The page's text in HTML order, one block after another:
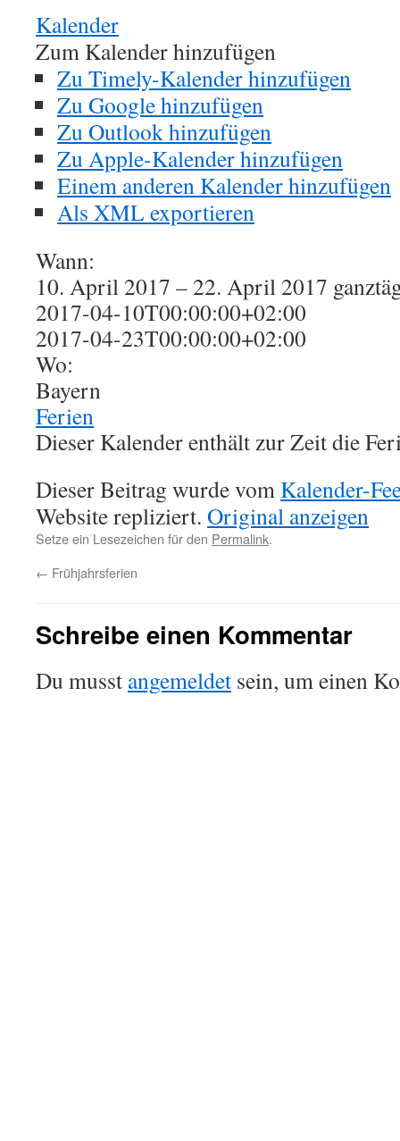
Kalender
Zum Kalender hinzufügen
Zu Timely-Kalender hinzufügen
Zu Google hinzufügen
Zu Outlook hinzufügen
Zu Apple-Kalender hinzufügen
Einem anderen Kalender hinzufügen
Als XML exportieren
Wann:
10. April 2017 – 22. April 2017
2017-04-10T00:00:00+02:00
2017-04-23T00:00:00+02:00
Wo:
Bayern
Ferien
Dieser Kalender enthält zur Zeit die
Dieser Beitrag wurde vom Kalender-
Website repliziert. Original anzeigen
Setze ein Lesezeichen für den Permalink.
← Frühjahrsferien
Schreibe einen Kommentar
Du musst angemeldet sein, um einen